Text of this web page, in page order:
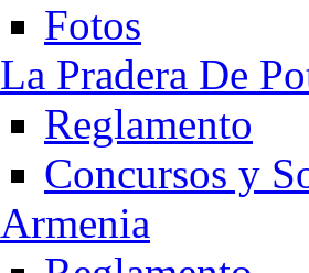
Fotos
La Pradera De
Reglamento
Concursos y
Armenia